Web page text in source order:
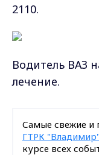
2110.
Водитель ВАЗ
лечение.
Самые свежие и
ГТРК "Владимир"
курсе всех